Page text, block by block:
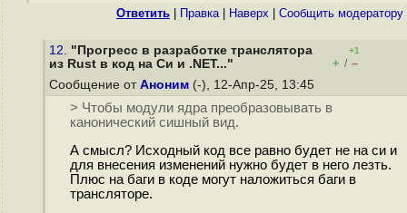
Ответить Правка| Наверх Cообщить модератору
12. "Прогресс в разработке транслятора
из Rust в код на Cи и .NET..."
+1
+ / –
Сообщение от Аноним (-), 12-Апр-25, 13:45
> Чтобы модули ядра преобразовывать в
канонический сишный вид.
А смысл? Исходный код все равно будет не на си и
для внесения изменений нужно будет в него лезть.
Плюс на баги в коде могут наложиться баги в
трансляторе.